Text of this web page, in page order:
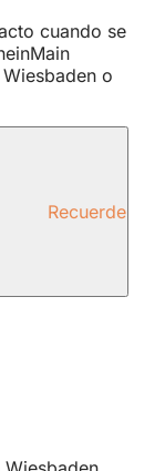
cuando se
o
Recuerde